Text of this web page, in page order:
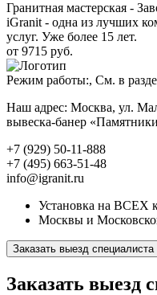
Гранитная мастерская -
iGranit - одна из лучших
услуг. Уже более 15 лет.
от 9715 руб.
Режим работы:, См. в
Наш адрес: Москва, ул.
вывеска-банер
+7 (929) 50-11-888
+7 (495) 663-51-48
info@igranit.ru
Установка на ВСЕХ
Москвы и
Заказать выезд специалиста
Заказать выезд